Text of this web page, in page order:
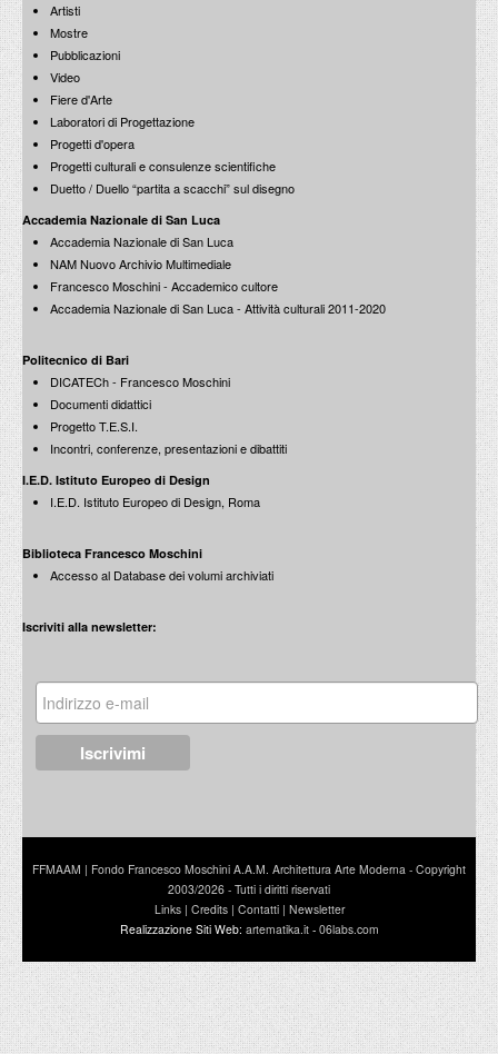
Artisti
Mostre
Pubblicazioni
Video
Fiere d'Arte
Laboratori di Progettazione
Progetti d'opera
Progetti culturali e consulenze scientifiche
Duetto / Duello “partita a scacchi” sul disegno
Accademia Nazionale di San Luca
Accademia Nazionale di San Luca
NAM Nuovo Archivio Multimediale
Francesco Moschini - Accademico cultore
Accademia Nazionale di San Luca - Attività culturali 2011-2020
Politecnico di Bari
DICATECh - Francesco Moschini
Documenti didattici
Progetto T.E.S.I.
Incontri, conferenze, presentazioni e dibattiti
I.E.D. Istituto Europeo di Design
I.E.D. Istituto Europeo di Design, Roma
Biblioteca Francesco Moschini
Accesso al Database dei volumi archiviati
Iscriviti alla newsletter:
FFMAAM | Fondo Francesco Moschini A.A.M. Architettura Arte Moderna - Copyright
2003/2026 - Tutti i diritti riservati
Links | Credits | Contatti | Newsletter
Realizzazione Siti Web: artematika.it- 06labs.com